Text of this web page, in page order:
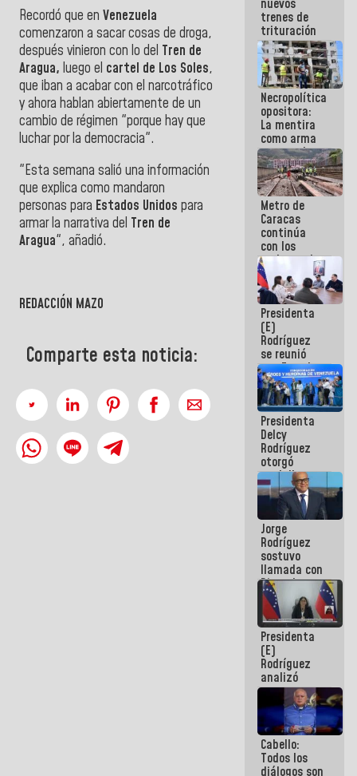
Recordó que en Venezuela
comenzaron a sacar cosas de droga,
después vinieron con lo del Tren de
Aragua, luego el cartel de Los Soles,
que iban a acabar con el narcotráfico
y ahora hablan abiertamente de un
cambio de régimen "porque hay que
luchar por la democracia".
"Esta semana salió una información
que explica como mandaron
personas para Estados Unidos para
armar la narrativa del Tren de
Aragua", añadió.
REDACCIÓN MAZO
Comparte esta noticia:
embarrarla
nuevos
trenes de
trituración
para
optimizar
manejo de
escombros
en La Guaira
Necropolítica
opositora:
La mentira
como arma
contra el
Pueblo
Metro de
Caracas
continúa
con los
trabajos de
mantenimiento
e inspección
en la Línea 2
Presidenta
(E)
Rodríguez
se reunió
con Estado
Mayor
Eléctrico
para
abordar
planes de
acción
Presidenta
Delcy
Rodríguez
otorgó
medalla
"Héroe de
Venezuela"
a servidores
públicos
Jorge
Rodríguez
sostuvo
llamada con
Dinorah
Figuera y
acuerdan
primer
encuentro
presencial
para el
diálogo
Presidenta
(E)
Rodríguez
analizó
junto a
gobernadores
planes de
recuperación
del Sistema
Eléctrico
Cabello:
Todos los
diálogos son